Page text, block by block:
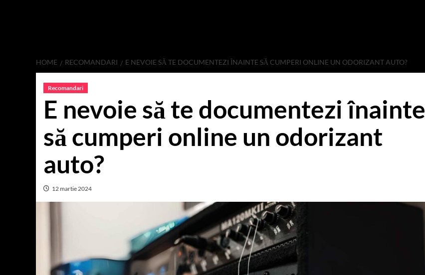
HOME RECOMANDARI E NEVOIE SĂ TE DOCUMENTEZI ÎNAINTE SĂ CUMPERI ONLINE UN ODORIZANT AUTO?
Recomandari
E nevoie să te documentezi înainte
să cumperi online un odorizant
auto?
12 martie 2024